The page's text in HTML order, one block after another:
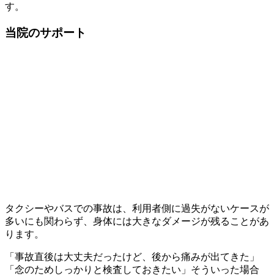
す。
当院のサポート
タクシーやバスでの事故は、利用者側に過失がないケースが
多いにも関わらず、身体には大きなダメージが残ることがあ
ります。
「事故直後は大丈夫だったけど、後から痛みが出てきた」
「念のためしっかりと検査しておきたい」そういった場合